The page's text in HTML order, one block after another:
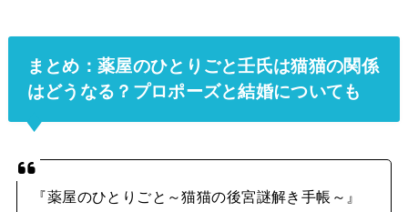
まとめ：薬屋のひとりごと壬氏は猫猫の関係
はどうなる？プロポーズと結婚についても
『薬屋のひとりごと～猫猫の後宮謎解き手帳～』